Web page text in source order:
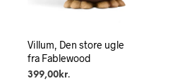
Villum, Den store ugle
fra Fablewood
399,00kr.